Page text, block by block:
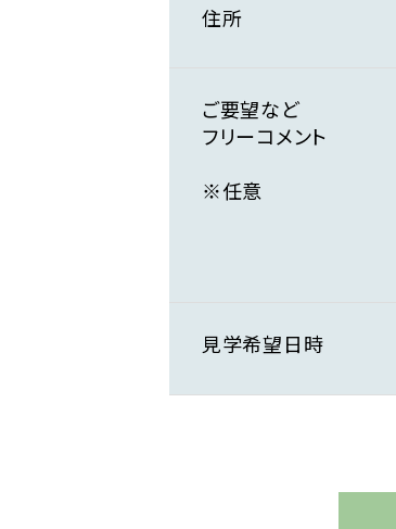
住所
ご要望など
フリーコメント
※任意
見学希望日時